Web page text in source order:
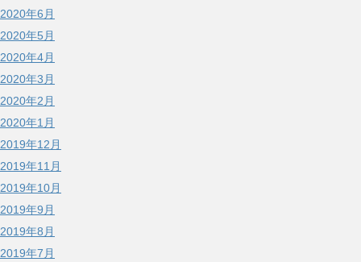
2020年6月
2020年5月
2020年4月
2020年3月
2020年2月
2020年1月
2019年12月
2019年11月
2019年10月
2019年9月
2019年8月
2019年7月